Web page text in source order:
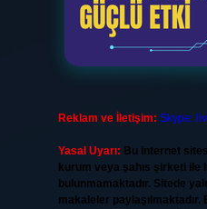
Reklam ve İletişim: Skype:
Yasal Uyarı: Bu internet
kurum veya şahıs şirketi ile
bulunmamaktadır. Sitede
makaleler